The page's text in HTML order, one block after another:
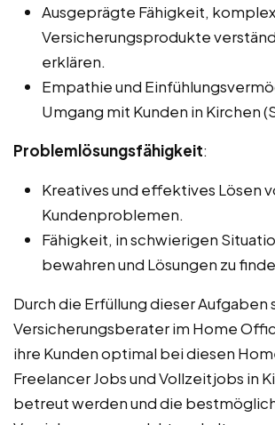
Ausgeprägte Fähigkeit,
Versicherungsprodukte
erklären.
Empathie und
Umgang mit Kunden in Kirchen
Problemlösungsfähigkeit:
Kreatives und effektives Lösen
Kundenproblemen.
Fähigkeit, in schwierigen
bewahren und Lösungen zu
Durch die Erfüllung dieser Aufgaben
Versicherungsberater im Home
ihre Kunden optimal bei diesen
Freelancer Jobs und Vollzeitjobs in
betreut werden und die